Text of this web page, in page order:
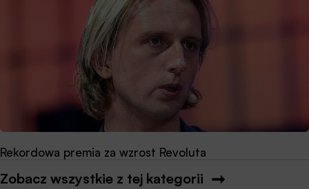
Rekordowa premia za wzrost Revoluta
Zobacz wszystkie z tej kategorii